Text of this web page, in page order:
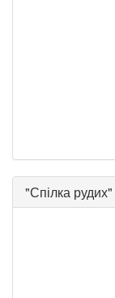
"Спілка рудих"